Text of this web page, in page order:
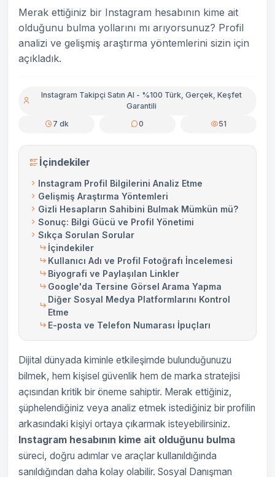
Merak ettiğiniz bir Instagram hesabının kime ait
olduğunu bulma yollarını mı arıyorsunuz? Profil
analizi ve gelişmiş araştırma yöntemlerini sizin için
açıkladık.
Instagram Takipçi Satın Al - %100 Türk, Gerçek, Keşfet
Garantili
7 dk
0 51
İçindekiler
Instagram Profil Bilgilerini Analiz Etme
Gelişmiş Araştırma Yöntemleri
Gizli Hesapların Sahibini Bulmak Mümkün mü?
Sonuç: Bilgi Gücü ve Profil Yönetimi
Sıkça Sorulan Sorular
İçindekiler
Kullanıcı Adı ve Profil Fotoğrafı İncelemesi
Biyografi ve Paylaşılan Linkler
Google'da Tersine Görsel Arama Yapma
Diğer Sosyal Medya Platformlarını Kontrol
Etme
E-posta ve Telefon Numarası İpuçları
Dijital dünyada kiminle etkileşimde bulunduğunuzu
bilmek, hem kişisel güvenlik hem de marka stratejisi
açısından kritik bir öneme sahiptir. Merak ettiğiniz,
şüphelendiğiniz veya analiz etmek istediğiniz bir profilin
arkasındaki kişiyi ortaya çıkarmak isteyebilirsiniz.
Instagram hesabının kime ait olduğunu bulma
süreci, doğru adımlar ve araçlar kullanıldığında
sanıldığından daha kolay olabilir. Sosyal Danışman